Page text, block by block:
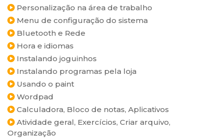
Personalização na área de trabalho
Menu de configuração do sistema
Bluetooth e Rede
Hora e idiomas
Instalando joguinhos
Instalando programas pela loja
Usando o paint
Wordpad
Calculadora, Bloco de notas, Aplicativos
Atividade geral, Exercícios, Criar arquivo,
Organização